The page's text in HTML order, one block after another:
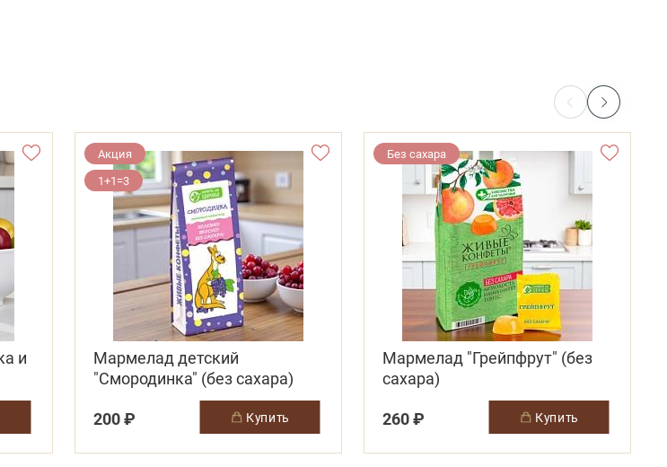
и
Акция
1+1=3
Мармелад детский
"Смородинка" (без сахара)
200 ₽
купить
Без сахара
Мармелад "Грейпфрут" (без
сахара)
260 ₽
купить